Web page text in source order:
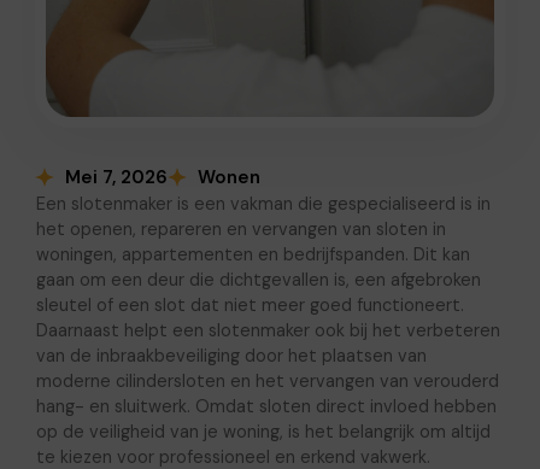
Mei 7, 2026 Wonen
Een slotenmaker is een vakman die gespecialiseerd is in
het openen, repareren en vervangen van sloten in
woningen, appartementen en bedrijfspanden. Dit kan
gaan om een deur die dichtgevallen is, een afgebroken
sleutel of een slot dat niet meer goed functioneert.
Daarnaast helpt een slotenmaker ook bij het verbeteren
van de inbraakbeveiliging door het plaatsen van
moderne cilindersloten en het vervangen van verouderd
hang- en sluitwerk. Omdat sloten direct invloed hebben
op de veiligheid van je woning, is het belangrijk om altijd
te kiezen voor professioneel en erkend vakwerk.